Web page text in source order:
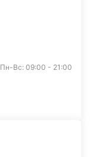
Пн-Вс: 09:00 - 21:00